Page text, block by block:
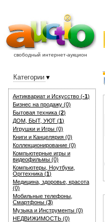
свободный интернет-аукцион
Антиквариат и Искуcство (-1)
Бизнес на продажу (0)
Бытовая техника (2)
ДОМ, БЫТ, УЮТ (1)
Игрушки и Игры (0)
Книги и Канцелярия (0)
Коллекционирование (0)
Компьютерные игры и
видеофильмы (0)
Компьютеры, Ноутбуки,
Оргтехника (1)
Медицина, здоровье, красота
(0)
Мобильные телефоны,
Смартфоны (3)
Музыка и Инструменты (0)
НЕДВИЖИМОСТЬ (0)
Категории